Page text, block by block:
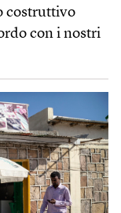
costruttivo
con i nostri